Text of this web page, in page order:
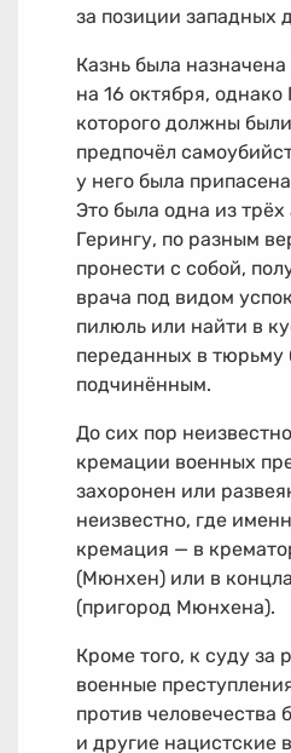
за позиции западных
Казнь была назначена
на 16 октября, однако
которого должны
предпочёл
у него была
Это была одна из
Герингу, по разным
пронести с собой,
врача под видом
пилюль или найти в
переданных в
подчинённым.
До сих пор
кремации военных
захоронен или
неизвестно, где
кремация — в
(Мюнхен) или в
(пригород Мюнхена).
Кроме того, к суду за
военные
против человечества
и другие нацистские